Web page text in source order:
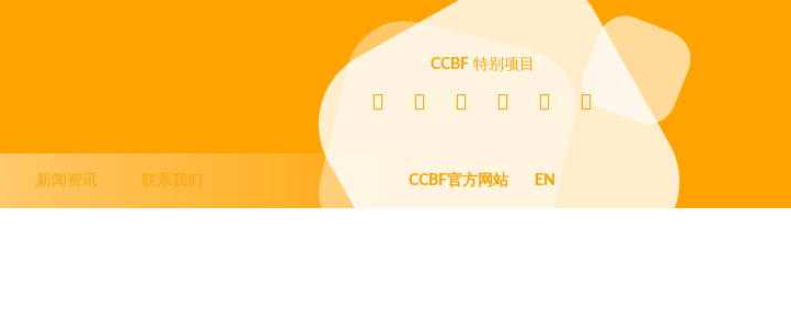
CCBF 特别项目
新闻资讯 联系我们 CCBF官方网站 EN